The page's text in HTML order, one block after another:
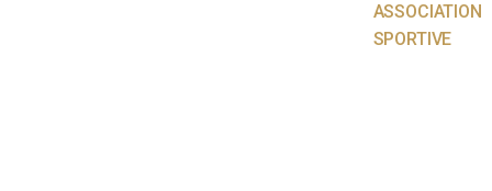
ASSOCIATION
SPORTIVE